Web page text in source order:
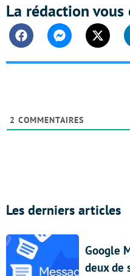
La rédaction
FacebookMessengerTwitter
2 COMMENTAIRES
Les derniers articles
Google
deux de